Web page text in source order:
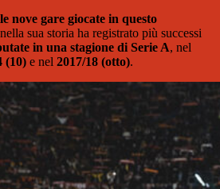
nove gare giocate in questo
sua storia ha registrato più successi
in una stagione di Serie A, nel
(10) e nel 2017/18 (otto).